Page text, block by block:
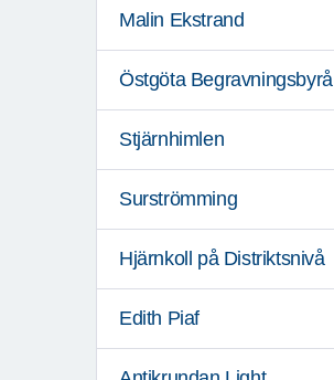
Malin Ekstrand
Östgöta Begravningsbyrå
Stjärnhimlen
Surströmming
Hjärnkoll på Distriktsnivå
Edith Piaf